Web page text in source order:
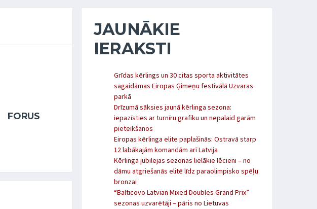
FORUS
JAUNĀKIE
IERAKSTI
Grīdas kērlings un 30 citas sporta aktivitātes
sagaidāmas Eiropas Ģimeņu festivālā Uzvaras
parkā
Drīzumā sāksies jaunā kērlinga sezona:
iepazīsties ar turnīru grafiku un nepalaid garām
pieteikšanos
Eiropas kērlinga elite paplašinās: Ostravā starp
12 labākajām komandām arī Latvija
Kērlinga jubilejas sezonas lielākie lēcieni – no
dāmu atgriešanās elitē līdz paraolimpisko spēļu
bronzai
“Balticovo Latvian Mixed Doubles Grand Prix”
sezonas uzvarētāji – pāris no Lietuvas